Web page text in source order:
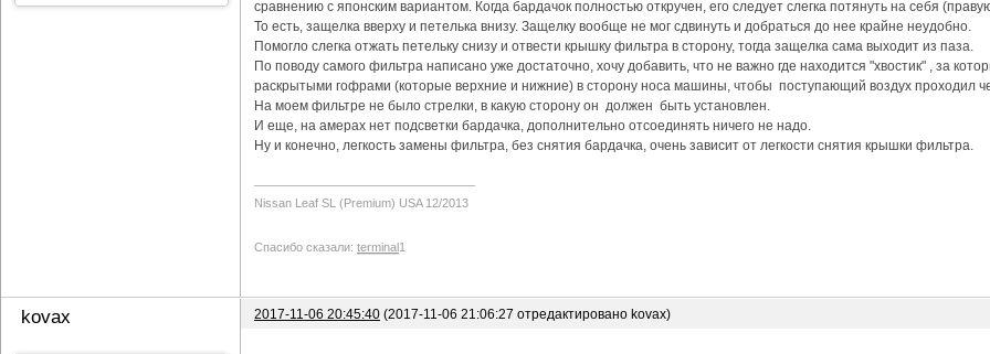
сравнению с японским вариантом. Когда бардачок полностью откручен, его следует слегка потянуть на себя
То есть, защелка вверху и петелька внизу. Защелку вообще не мог сдвинуть и добраться до нее крайне неудобно.
Помогло слегка отжать петельку снизу и отвести крышку фильтра в сторону, тогда защелка сама выходит из паза.
По поводу самого фильтра написано уже достаточно, хочу добавить, что не важно где находится "хвостик" , за
раскрытыми гофрами (которые верхние и нижние) в сторону носа машины, чтобы поступающий воздух проходил
На моем фильтре не было стрелки, в какую сторону он должен быть установлен.
И еще, на амерах нет подсветки бардачка, дополнительно отсоединять ничего не надо.
Ну и конечно, легкость замены фильтра, без снятия бардачка, очень зависит от легкости снятия крышки фильтра.
Nissan Leaf SL (Premium) USA 12/2013
Спасибо сказали: terminal 1
kovax 2017-11-06 20:45:40 (2017-11-06 21:06:27 отредактировано kovax)